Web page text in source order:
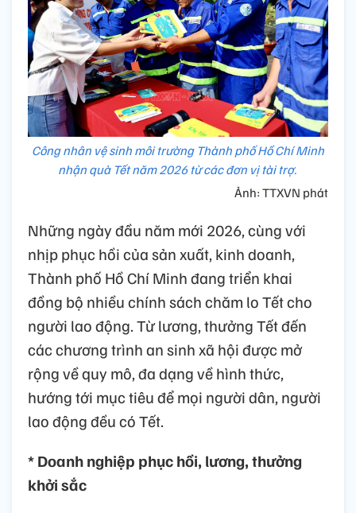
Công nhân vệ sinh môi trường Thành phố Hồ Chí Minh
nhận quà Tết năm 2026 từ các đơn vị tài trợ.
Ảnh: TTXVN phát
Những ngày đầu năm mới 2026, cùng với
nhịp phục hồi của sản xuất, kinh doanh,
Thành phố Hồ Chí Minh đang triển khai
đồng bộ nhiều chính sách chăm lo Tết cho
người lao động. Từ lương, thưởng Tết đến
các chương trình an sinh xã hội được mở
rộng về quy mô, đa dạng về hình thức,
hướng tới mục tiêu để mọi người dân, người
lao động đều có Tết.
* Doanh nghiệp phục hồi, lương, thưởng
khởi sắc